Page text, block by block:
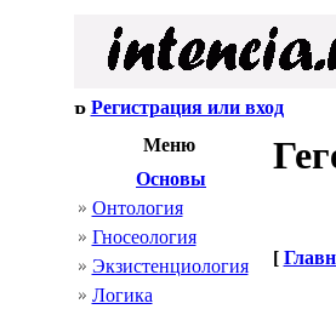
Регистрация или вход
Меню
Основы
Онтология
Гносеология
Экзистенциология
Логика
[